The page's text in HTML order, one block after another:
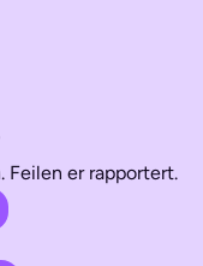
Feilen er rapportert.